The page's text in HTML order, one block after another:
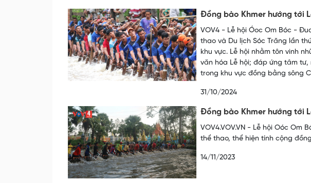
Đồng bào Khmer hướng tới
VOV4 - Lễ hội Óoc Om Bóc -
thao và Du lịch Sóc Trăng lần
khu vực. Lễ hội nhằm tôn vinh
văn hóa Lễ hội; đáp ứng tâm
trong khu vực đồng bằng sông
31/10/2024
Đồng bào Khmer hướng tới
VOV4.VOV.VN - Lễ hội Oóc Om
thể thao, thể hiện tính cộng
14/11/2023